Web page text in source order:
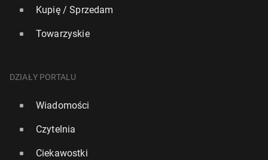
Kupię / Sprzedam
Towarzyskie
DZIAŁY PORTALU
Wiadomości
Czytelnia
Ciekawostki